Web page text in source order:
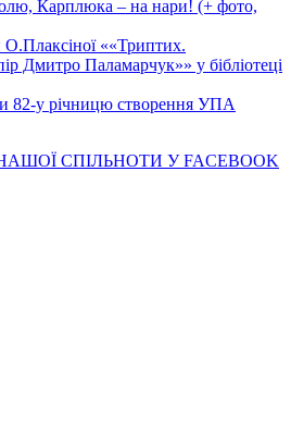
Карплюка – на нари! (+ фото,
О.Плаксіної ««Триптих.
Дмитро Паламарчук»» у бібліотеці
82-у річницю створення УПА